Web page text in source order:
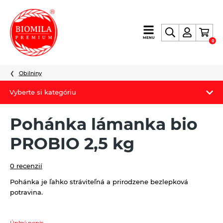
výroba
a
nielen
MENU
0
Vyberte si kategóriu
Fermato
Obilniny
Pohánka lámanka bio
PROBIO 2,5 kg
0 recenzií
Pohánka je ľahko stráviteľná a prirodzene bezlepková
potravina.